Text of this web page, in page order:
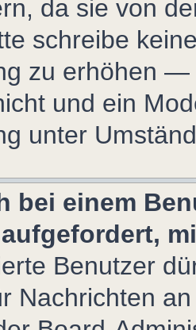
da sie von
schreibe
zu erhöhen
und ein
unter
bei einem
Benutzer
Nachrichten